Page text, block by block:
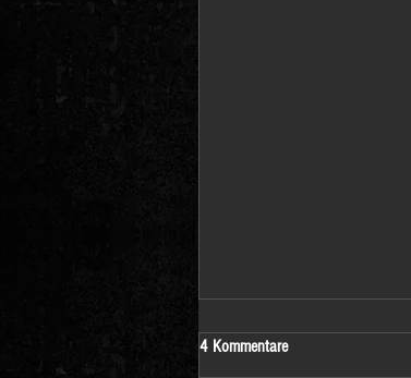
4 Kommentare